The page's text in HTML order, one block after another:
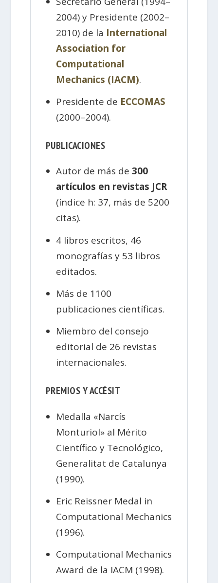
2004) y Presidente (2002–
2010) de la International
Association for
Computational
Mechanics (IACM).
Presidente de ECCOMAS
(2000–2004).
PUBLICACIONES
Autor de más de300
artículos en revistas JCR
(índice h: 37, más de 5200
citas).
4 libros escritos, 46
monografías y 53 libros
editados.
Más de 1100
publicaciones científicas.
Miembro del consejo
editorial de 26 revistas
internacionales.
PREMIOS Y ACCÉSIT
Medalla «Narcís
Monturiol» al Mérito
Científico y Tecnológico,
Generalitat de Catalunya
(1990).
Eric Reissner Medal in
Computational Mechanics
(1996).
Computational Mechanics
Award de la IACM (1998).